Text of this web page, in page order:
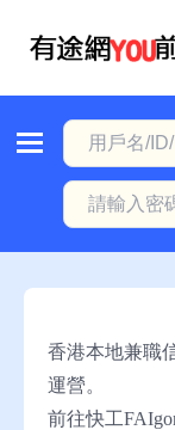
首
本
信
息
香港本地兼職
運營。
前往快工